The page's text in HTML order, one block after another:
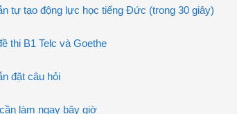
tự tạo động lực học tiếng Đức (trong 30 giây)
thi B1 Telc và Goethe
đặt câu hỏi
làm ngay bây giờ